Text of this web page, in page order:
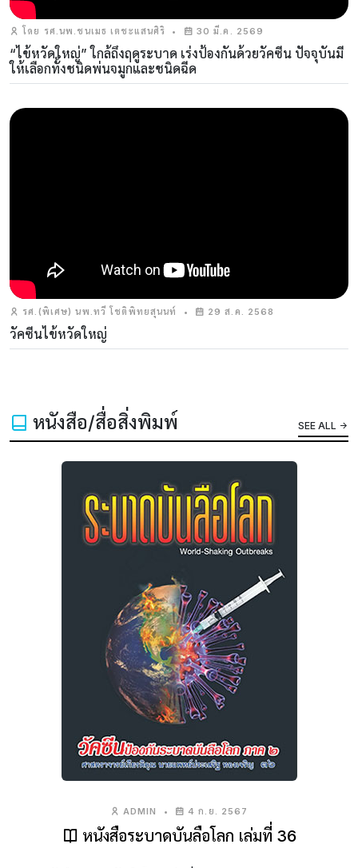
โดย รศ.นพ.ชนเมธ เตชะแสนศิริ • 30 มี.ค. 2569
“ไข้หวัดใหญ่” ใกล้ถึงฤดูระบาด เร่งป้องกันด้วยวัคซีน ปัจจุบันมี
ให้เลือกทั้งชนิดพ่นจมูกและชนิดฉีด
รศ.(พิเศษ) นพ.ทวี โชติพิทยสุนนท์ • 29 ส.ค. 2568
วัคซีนไข้หวัดใหญ่
หนังสือ/สื่อสิ่งพิมพ์ SEE ALL
ADMIN • 4 ก.ย. 2567
หนังสือระบาดบันลือโลก เล่มที่ 36